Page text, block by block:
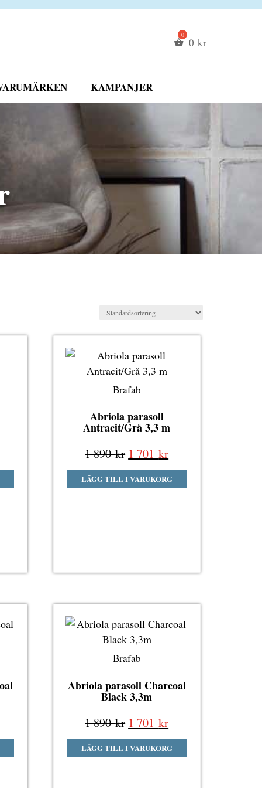
0kr
KAMPANJER
Brafab
Abriola parasoll
Antracit/Grå 3,3 m
1 890kr Det
ursprungliga
priset
1 701krDet
nuvarande
priset
LÄGG TILL I VARUKORG
Brafab
Abriola parasoll Charcoal
Black 3,3m
1 890kr Det
ursprungliga
priset
1 701krDet
nuvarande
priset
LÄGG TILL I VARUKORG